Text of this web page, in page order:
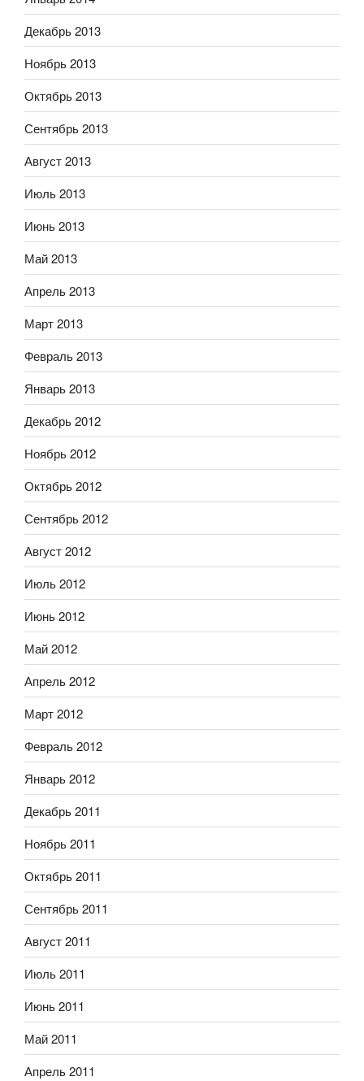
Декабрь 2013
Ноябрь 2013
Октябрь 2013
Сентябрь 2013
Август 2013
Июль 2013
Июнь 2013
Май 2013
Апрель 2013
Март 2013
Февраль 2013
Январь 2013
Декабрь 2012
Ноябрь 2012
Октябрь 2012
Сентябрь 2012
Август 2012
Июль 2012
Июнь 2012
Май 2012
Апрель 2012
Март 2012
Февраль 2012
Январь 2012
Декабрь 2011
Ноябрь 2011
Октябрь 2011
Сентябрь 2011
Август 2011
Июль 2011
Июнь 2011
Май 2011
Апрель 2011